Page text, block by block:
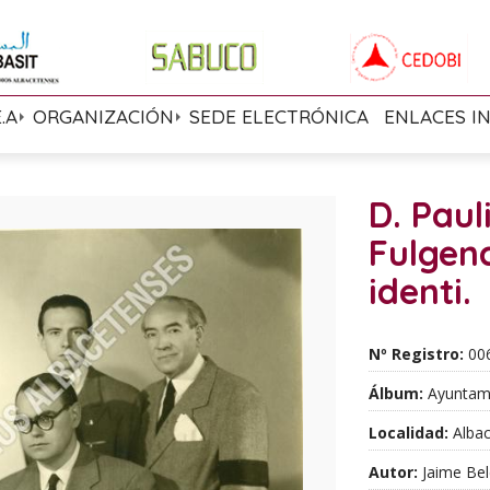
ORGANIZACIÓN SEDE ELECTRÓNICA ENLACES
D.
identi.
Nº Registro:
Álbum:
Localidad:
Autor: Jaime